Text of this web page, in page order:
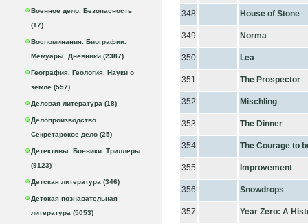
Военное дело. Безопасность
(17)
Воспоминания. Биографии.
Мемуары. Дневники (2387)
География. Геология. Науки о
земле (557)
Деловая литература (18)
Делопроизводство.
Секретарское дело (25)
Детективы. Боевики. Триллеры
(9123)
Детская литература (346)
Детская познавательная
литература (5053)
348 House of Stone
349 Norma
350 Lea
351 The Prospector
352 Mischling
353 The Dinner
354 The Courage to
355 Improvement
356 Snowdrops
357 Year Zero: A